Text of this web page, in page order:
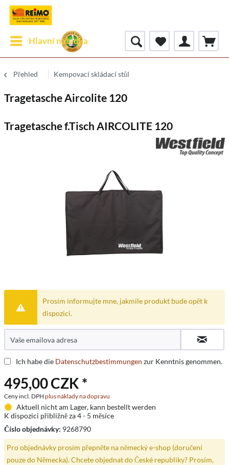
Hlavní nabídka
Přehled Kempovací skládací stůl
Tragetasche Aircolite 120
Tragetasche f.Tisch AIRCOLITE 120
Prosím informujte mne, jakmile produkt bude opět k
dispozici.
Ich habe die Datenschutzbestimmungen zur Kenntnis genommen.
495,00 CZK *
Ceny incl. DPH plus náklady na dopravu
Aktuell nicht am Lager, kann bestellt werden
K dispozici přibližně za 4 - 5 měsíce
Číslo objednávky: 9268790
Pro objednávky prosím přepněte na německý e-shop (doručení
pouze do Německa). Chcete objednat do České republiky? Prosím,